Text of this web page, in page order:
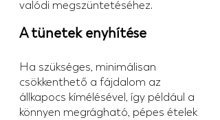
valódi megszüntetéséhez.
A tünetek enyhítése
Ha szükséges, minimálisan
csökkenthető a fájdalom az
állkapocs kímélésével, így például a
könnyen megrágható, pépes ételek